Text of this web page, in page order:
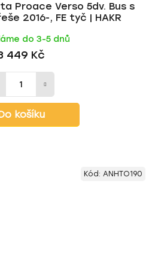
Proace Verso 5dv. Bus s
2016-, FE tyč | HAKR
do 3-5 dnů
449 Kč
košíku
Kód: ANHTO190